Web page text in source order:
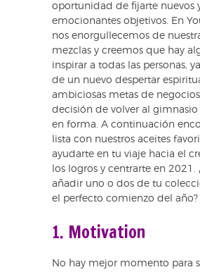
oportunidad de fijarte nuevos
emocionantes objetivos. En
nos enorgullecemos de
mezclas y creemos que hay
inspirar a todas las personas,
de un nuevo despertar
ambiciosas metas de
decisión de volver al gimnasio
en forma. A continuación
lista con nuestros aceites
ayudarte en tu viaje hacia el
los logros y centrarte en 2021.
añadir uno o dos de tu
el perfecto comienzo del año?
1. Motivation
No hay mejor momento para